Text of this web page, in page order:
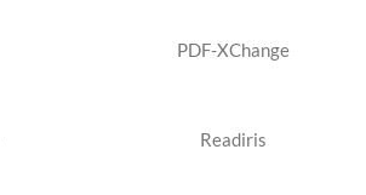
PDF-XChange
Readiris